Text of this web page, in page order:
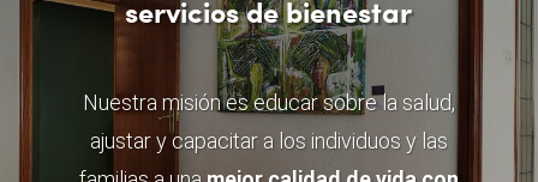
servicios de bienestar
Nuestra misión es educar sobre la salud,
ajustar y capacitar a los individuos y las